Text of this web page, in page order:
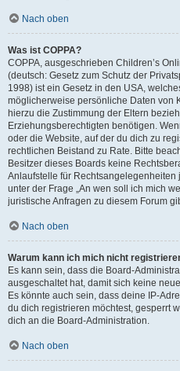
Nach oben
Was ist COPPA?
COPPA, ausgeschrieben Children’s
(deutsch: Gesetz zum Schutz der
1998) ist ein Gesetz in den USA,
möglicherweise persönliche Daten von
hierzu die Zustimmung der Eltern
Erziehungsberechtigten benötigen.
oder die Website, auf der du dich zu
rechtlichen Beistand zu Rate. Bitte
Besitzer dieses Boards keine
Anlaufstelle für Rechtsangelegenheiten
unter der Frage „An wen soll ich mich
juristische Anfragen zu diesem Forum
Nach oben
Warum kann ich mich nicht
Es kann sein, dass die Board-
ausgeschaltet hat, damit sich keine
Es könnte auch sein, dass deine IP-
du dich registrieren möchtest, gesperrt
dich an die Board-Administration.
Nach oben